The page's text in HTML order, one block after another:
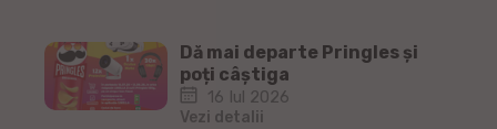
Dă mai departe Pringles și
poți câștiga
16 Iul 2026
Vezi detalii